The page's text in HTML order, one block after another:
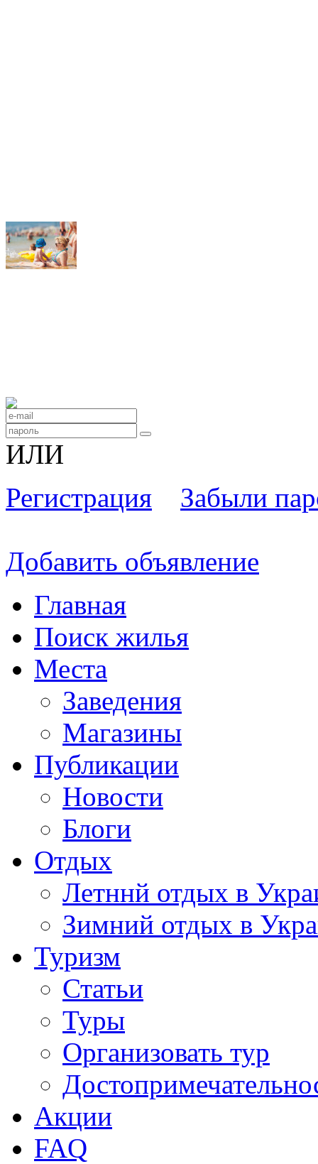
ИЛИ
Регистрация
Забыли
Добавить объявление
Главная
Поиск жилья
Места
Заведения
Магазины
Публикации
Новости
Блоги
Отдых
Летннй отдых в
Зимний отдых в
Туризм
Статьи
Туры
Организовать тур
Акции
FAQ